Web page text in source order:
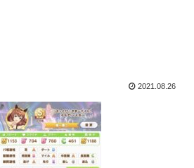
2021.08.26